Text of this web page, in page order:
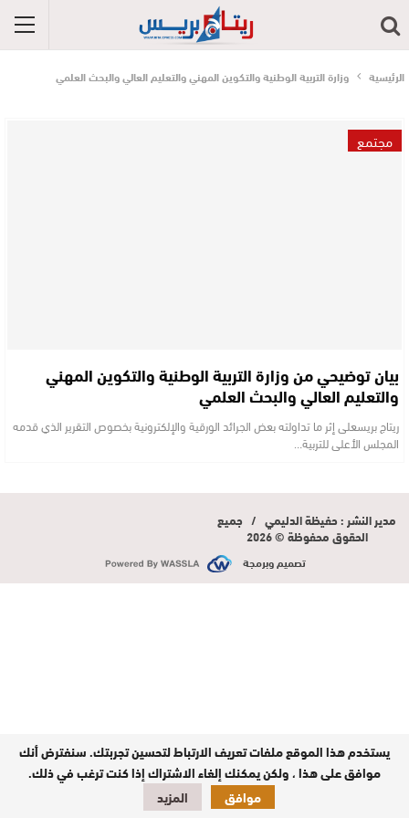
الرئيسية وزارة التربية الوطنية والتكوين المهني والتعليم العالي والبحث العلمي
مجتمع
بيان توضيحي من وزارة التربية الوطنية والتكوين المهني
والتعليم العالي والبحث العلمي
ريتاج بريسعلى إثر ما تداولته بعض الجرائد الورقية والإلكترونية بخصوص التقرير الذي قدمه
المجلس الأعلى للتربية…
مدير النشر : حفيظة الدليمي / جميع
الحقوق محفوظة © 2026
تصميم وبرمجة
يستخدم هذا الموقع ملفات تعريف الارتباط لتحسين تجربتك. سنفترض أنك
موافق على هذا ، ولكن يمكنك إلغاء الاشتراك إذا كنت ترغب في ذلك.
موافق
المزيد